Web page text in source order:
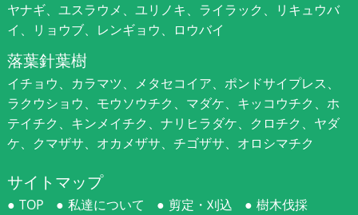
ヤナギ、ユスラウメ、ユリノキ、ライラック、リキュウバ
イ、リョウブ、レンギョウ、ロウバイ
落葉針葉樹
イチョウ、カラマツ、メタセコイア、ポンドサイプレス、
ラクウショウ、モウソウチク、マダケ、キッコウチク、ホ
テイチク、キンメイチク、ナリヒラダケ、クロチク、ヤダ
ケ、クマザサ、オカメザサ、チゴザサ、オロシマチク
サイトマップ
TOP 私達について 剪定・刈込
樹木伐採